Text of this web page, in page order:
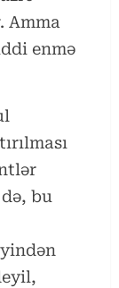
Amma
enmə
bu